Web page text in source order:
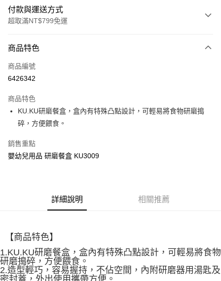
付款與運送方式
超取滿NT$799免運
信用卡一次付款
超商取貨付款
Apple Pay
街口支付
悠遊付
AFTEE先享後付
AFTEE先享後付是「在收到商品之後才付款」的支付方式。 讓您購物簡單
便利好安心！
１．簡單：不需註冊會員、不需綁卡、不需儲值。
２．便利：只要手機號碼，簡訊認證，即可結帳。
３．安心：先確認商品／服務後，再付款。
運送方式
全家取貨付款
商品特色
商品編號
6426342
商品特色
KU.KU研磨餐盒，盒內有特殊凸點設計，可輕易將食物研磨搗
碎，方便餵食。
銷售重點
嬰幼兒用品 研磨餐盒 KU3009
詳細說明 相關推薦
【商品特色】
1.KU.KU研磨餐盒，盒內有特殊凸點設計，可輕易將食物
研磨搗碎，方便餵食。
2.造型輕巧，容易握持，不佔空間，內附研磨器用湯匙及
密封蓋，外出使用攜帶方便。